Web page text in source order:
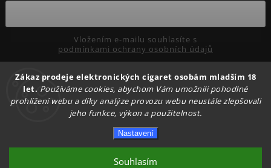
Zákaz prodeje elektronických cigaret osobám mladším 18
let. Používáme cookies, abychom Vám umožnili pohodlné
prohlížení webu a díky analýze provozu webu neustále zlepšovali
jeho funkce, výkon a použitelnost.
Nastavení
Souhlasím
podmínkami ochrany osobních údajů
Přihlásit se
Upravit nastavení cookies
Shoptet | Design